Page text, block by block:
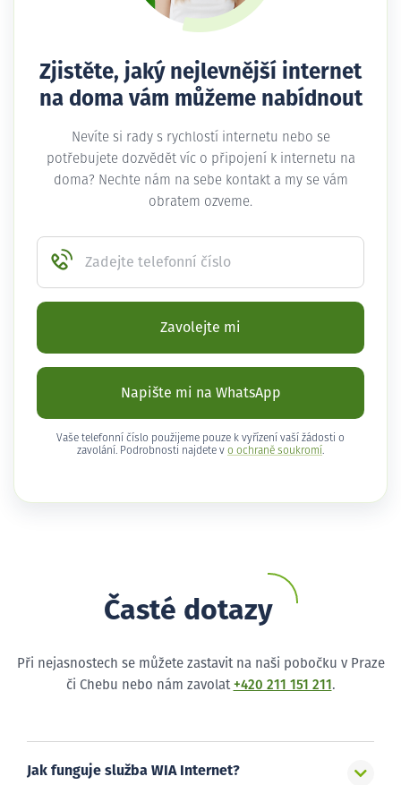
Zjistěte, jaký nejlevnější internet
na doma vám můžeme nabídnout
Nevíte si rady s rychlostí internetu nebo se
potřebujete dozvědět víc o připojení k internetu na
doma? Nechte nám na sebe kontakt a my se vám
obratem ozveme.
Zadejte telefonní číslo
Zavolejte mi
Napište mi na WhatsApp
Vaše telefonní číslo použijeme pouze k vyřízení vaší žádosti o
zavolání. Podrobnosti najdete v o ochraně soukromí .
Časté dotazy
Při nejasnostech se můžete zastavit na naši pobočku v Praze
či Chebu nebo nám zavolat +420 211 151 211 .
Jak funguje služba WIA Internet?